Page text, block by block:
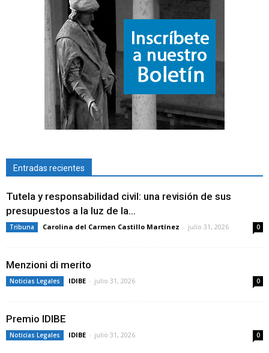
Entradas recientes
Tutela y responsabilidad civil: una revisión de sus
presupuestos a la luz de la...
Tribuna Carolina del Carmen Castillo Martínez - julio 31, 2026 0
Menzioni di merito
Noticias Legales IDIBE - julio 31, 2026 0
Premio IDIBE
Noticias Legales IDIBE - julio 31, 2026 0